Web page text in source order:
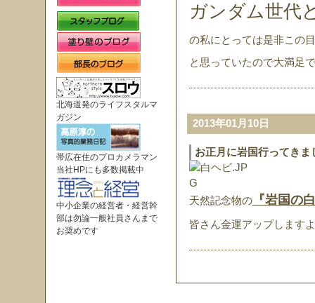
北海道発のライフスタルマ
ガジン
帯広在住のプロカメラマン
当社HPにも多数掲載中
中小企業の経営者・経営幹
部は勿論一般社員さんまで
お奨めです
ガンダム世代
の私にとっては是非この
と思っていたので大満足
2013年01月10日
お正月に岩国行ってきま
天然記念物の 『岩国の
皆さん金運アップします